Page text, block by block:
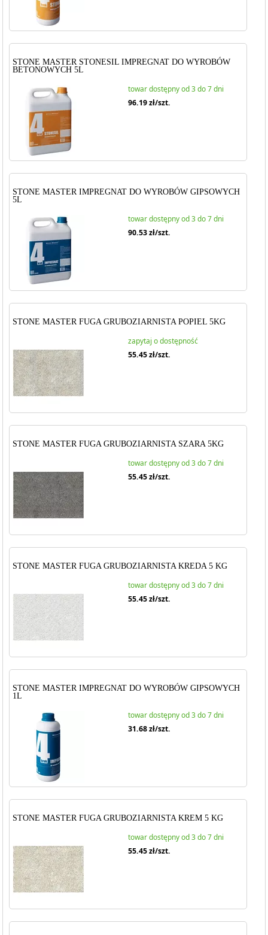
STONE MASTER STONESIL IMPREGNAT DO WYROBÓW
BETONOWYCH 5L
towar dostępny od 3 do 7 dni
96.19zł/szt.
STONE MASTER IMPREGNAT DO WYROBÓW GIPSOWYCH
5L
towar dostępny od 3 do 7 dni
90.53zł/szt.
STONE MASTER FUGA GRUBOZIARNISTA POPIEL 5KG
zapytaj o dostępność
55.45zł/szt.
STONE MASTER FUGA GRUBOZIARNISTA SZARA 5KG
towar dostępny od 3 do 7 dni
55.45zł/szt.
STONE MASTER FUGA GRUBOZIARNISTA KREDA 5 KG
towar dostępny od 3 do 7 dni
55.45zł/szt.
STONE MASTER IMPREGNAT DO WYROBÓW GIPSOWYCH
1L
towar dostępny od 3 do 7 dni
31.68zł/szt.
STONE MASTER FUGA GRUBOZIARNISTA KREM 5 KG
towar dostępny od 3 do 7 dni
55.45zł/szt.